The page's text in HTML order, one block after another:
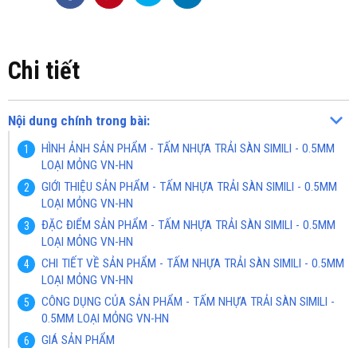
Chi tiết
Nội dung chính trong bài:
HÌNH ẢNH SẢN PHẨM - TẤM NHỰA TRẢI SÀN SIMILI - 0.5MM
LOẠI MỎNG VN-HN
GIỚI THIỆU SẢN PHẨM - TẤM NHỰA TRẢI SÀN SIMILI - 0.5MM
LOẠI MỎNG VN-HN
ĐẶC ĐIỂM SẢN PHẨM - TẤM NHỰA TRẢI SÀN SIMILI - 0.5MM
LOẠI MỎNG VN-HN
CHI TIẾT VỀ SẢN PHẨM - TẤM NHỰA TRẢI SÀN SIMILI - 0.5MM
LOẠI MỎNG VN-HN
CÔNG DỤNG CỦA SẢN PHẨM - TẤM NHỰA TRẢI SÀN SIMILI -
0.5MM LOẠI MỎNG VN-HN
GIÁ SẢN PHẨM